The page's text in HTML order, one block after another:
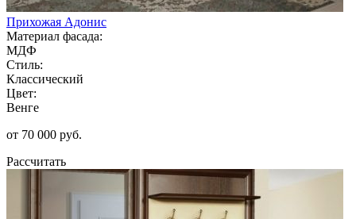
Прихожая Адонис
Материал фасада:
МДФ
Стиль:
Классический
Цвет:
Венге
от 70 000 руб.
Рассчитать